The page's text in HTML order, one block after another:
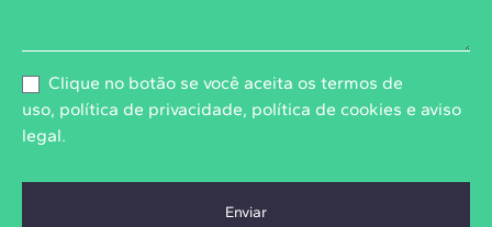
Clique no botão se você aceita os termos de
uso, política de privacidade, política de cookies e aviso
legal.